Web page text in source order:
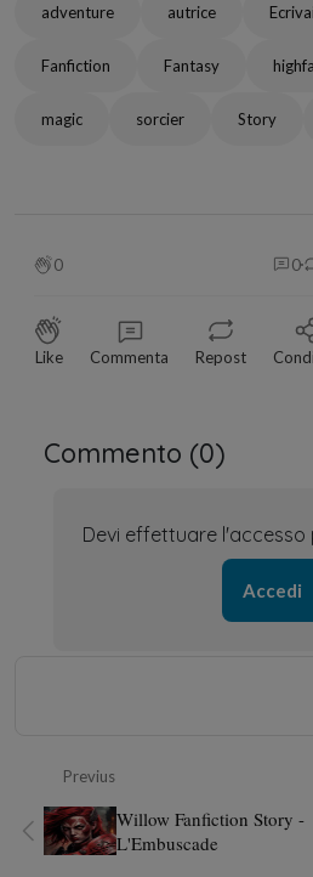
adventure autrice
Fanfiction Fantasy
magic sorcier Story
0 0
Like Commenta Repost
Commento (0)
Devi effettuare
Accedi
Previus
Willow Fanfiction Story -
L'Embuscade